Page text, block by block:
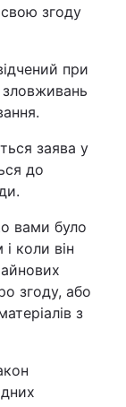
згоду
при
заява у
до
вами було
коли він
згоду, або
з